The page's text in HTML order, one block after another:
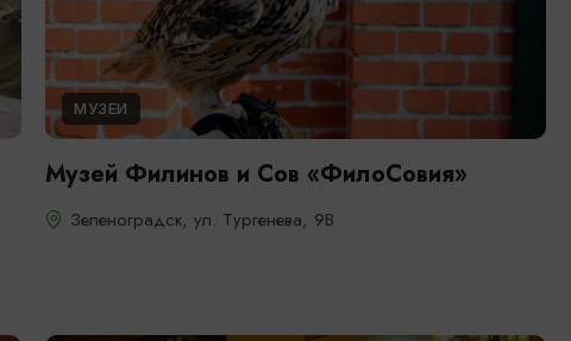
МУЗЕИ
Музей Филинов и Сов «ФилоСовия»
Зеленоградск, ул. Тургенева, 9В